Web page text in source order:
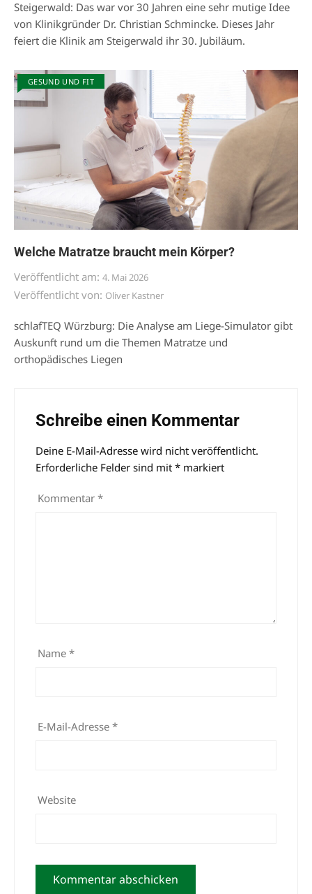
Steigerwald: Das war vor 30 Jahren eine sehr mutige Idee
von Klinikgründer Dr. Christian Schmincke. Dieses Jahr
feiert die Klinik am Steigerwald ihr 30. Jubiläum.
GESUND UND FIT
Welche Matratze braucht mein Körper?
Veröffentlicht am: 4. Mai 2026
Veröffentlicht von: Oliver Kastner
schlafTEQ Würzburg: Die Analyse am Liege-Simulator gibt
Auskunft rund um die Themen Matratze und
orthopädisches Liegen
Schreibe einen Kommentar
Deine E-Mail-Adresse wird nicht veröffentlicht.
Erforderliche Felder sind mit * markiert
Kommentar *
Name *
E-Mail-Adresse *
Website
Alternative: